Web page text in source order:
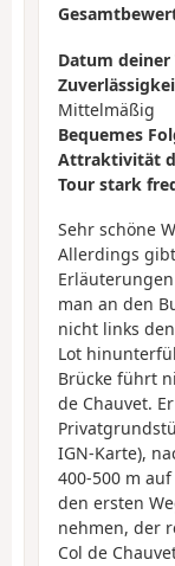
Datum deiner
Mittelmäßig
Bequemes
Attraktivität
Tour stark
Sehr schöne
Allerdings
man an den
nicht links
Lot
Brücke führt
de Chauvet.
IGN-Karte),
400-500 m
den ersten
nehmen, der
Col de